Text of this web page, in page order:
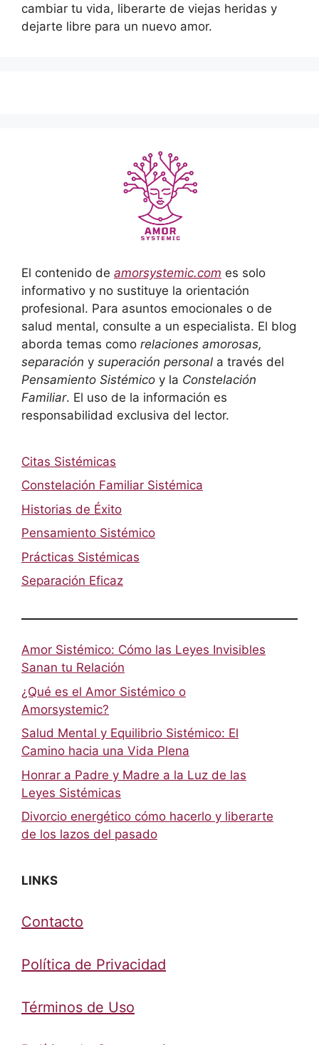
cambiar tu vida, liberarte de viejas heridas y
dejarte libre para un nuevo amor.
El contenido de amorsystemic.com es solo
informativo y no sustituye la orientación
profesional. Para asuntos emocionales o de
salud mental, consulte a un especialista. El blog
aborda temas como relaciones amorosas,
separación y superación personal a través del
Pensamiento Sistémico y la Constelación
Familiar. El uso de la información es
responsabilidad exclusiva del lector.
Citas Sistémicas
Constelación Familiar Sistémica
Historias de Éxito
Pensamiento Sistémico
Prácticas Sistémicas
Separación Eficaz
Amor Sistémico: Cómo las Leyes Invisibles
Sanan tu Relación
¿Qué es el Amor Sistémico o
Amorsystemic?
Salud Mental y Equilibrio Sistémico: El
Camino hacia una Vida Plena
Honrar a Padre y Madre a la Luz de las
Leyes Sistémicas
Divorcio energético cómo hacerlo y liberarte
de los lazos del pasado
LINKS
Contacto
Política de Privacidad
Términos de Uso